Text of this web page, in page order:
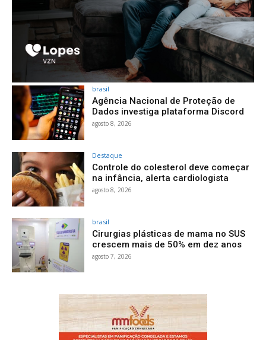
brasil
Agência Nacional de Proteção de
Dados investiga plataforma Discord
agosto 8, 2026
Destaque
Controle do colesterol deve começar
na infância, alerta cardiologista
agosto 8, 2026
brasil
Cirurgias plásticas de mama no SUS
crescem mais de 50% em dez anos
agosto 7, 2026